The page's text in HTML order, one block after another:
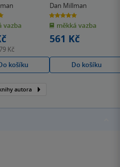
vazba
Kč
košíku
Dan Millman
5.0
z
5
hvězdiček
měkká vazba
561 Kč
Do košíku
autora